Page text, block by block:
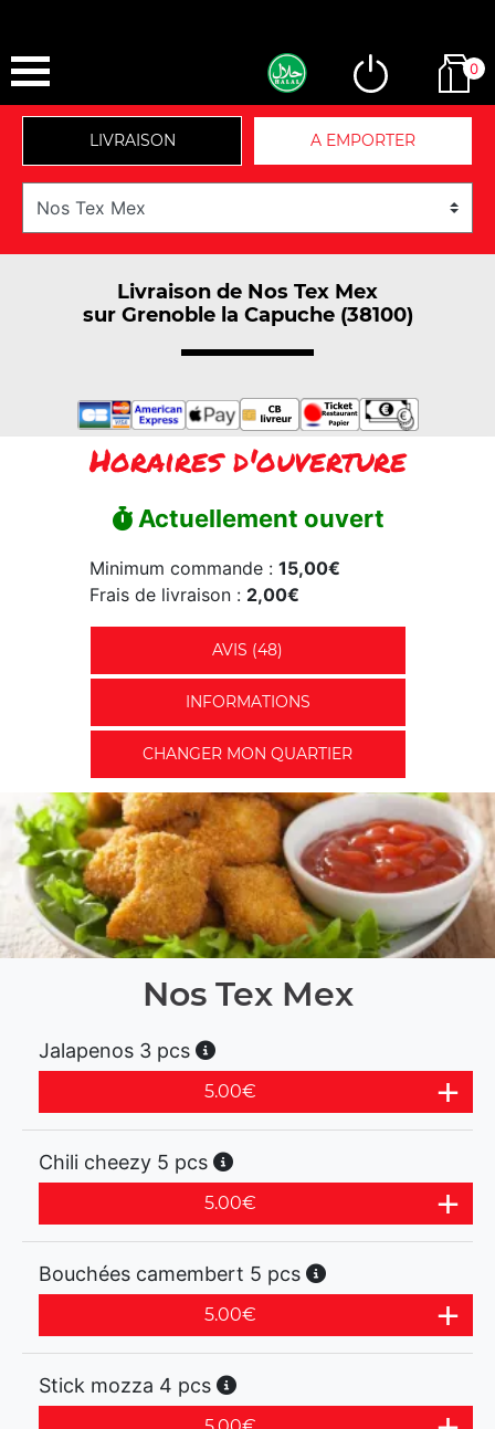
0
LIVRAISON A EMPORTER
Livraison de Nos Tex Mex
sur Grenoble la Capuche (38100)
Horaires d'ouverture
Actuellement ouvert
Minimum commande : 15,00€
Frais de livraison : 2,00€
AVIS (48)
INFORMATIONS
CHANGER MON QUARTIER
Nos Tex Mex
Jalapenos 3 pcs
5.00€
Chili cheezy 5 pcs
5.00€
Bouchées camembert 5 pcs
5.00€
Stick mozza 4 pcs